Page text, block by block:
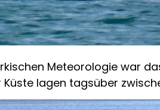
Meteorologie war
lagen tagsüber